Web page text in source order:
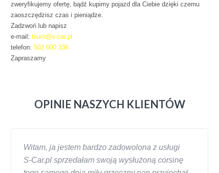
zweryfikujemy ofertę, bądź kupimy pojazd dla Ciebie dzięki czemu
zaoszczędzisz czas i pieniądze.
Zadzwoń lub napisz
e-mail: biuro@s-car.pl
telefon:502 600 336
Zapraszamy
OPINIE NASZYCH KLIENTÓW
Witam, ja jestem bardzo zadowolona z usługi
S-Car.pl sprzedałam swoją wysłużoną corsinę